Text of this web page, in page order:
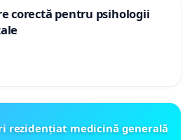
corectă pentru psihologii
rezidențiat medicină generală